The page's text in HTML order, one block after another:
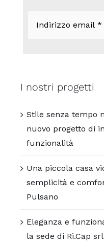
email
I nostri progetti
Stile senza tempo
nuovo progetto di
funzionalità
Una piccola casa
semplicità e
Pulsano
Eleganza e
la sede di Ri.Cap srl